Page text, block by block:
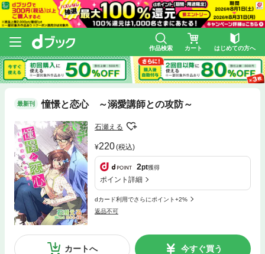
作品検索 カート はじめての方へ
最新刊 憧憬と恋心 ～溺愛講師との攻防～
石瀬える
220(税込)
2pt獲得
ポイント詳細
dカード利用でさらにポイント+2%
返品不可
カートへ 今すぐ買う